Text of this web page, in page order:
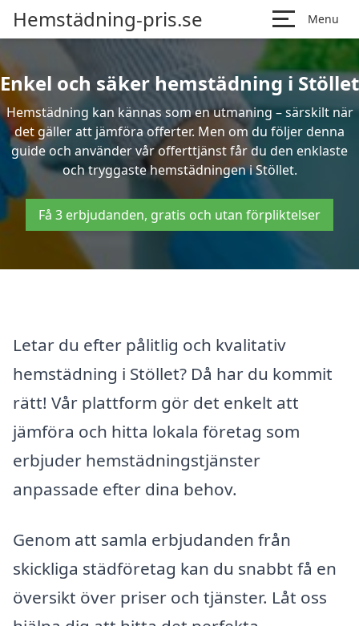
Hemstädning-pris.se Menu
Enkel och säker hemstädning i Stöllet
Hemstädning kan kännas som en utmaning – särskilt när
det gäller att jämföra offerter. Men om du följer denna
guide och använder vår offerttjänst får du den enklaste
och tryggaste hemstädningen i Stöllet.
Få 3 erbjudanden, gratis och utan förpliktelser
Letar du efter pålitlig och kvalitativ
hemstädning i Stöllet? Då har du kommit
rätt! Vår plattform gör det enkelt att
jämföra och hitta lokala företag som
erbjuder hemstädningstjänster
anpassade efter dina behov.
Genom att samla erbjudanden från
skickliga städföretag kan du snabbt få en
översikt över priser och tjänster. Låt oss